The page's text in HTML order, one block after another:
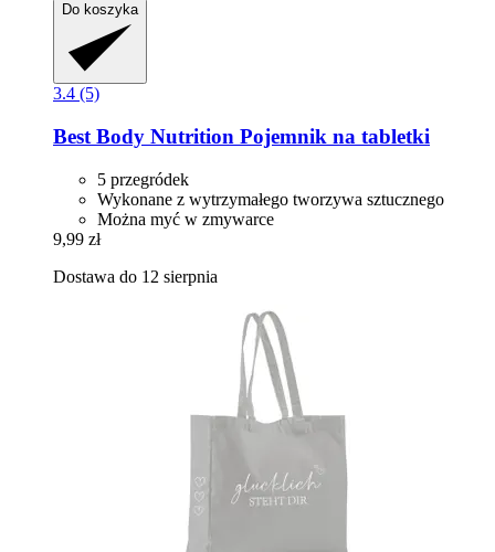
Do koszyka
3.4 (5)
Best Body Nutrition Pojemnik na tabletki
5 przegródek
Wykonane z wytrzymałego tworzywa sztucznego
Można myć w zmywarce
9,99 zł
Dostawa do 12 sierpnia